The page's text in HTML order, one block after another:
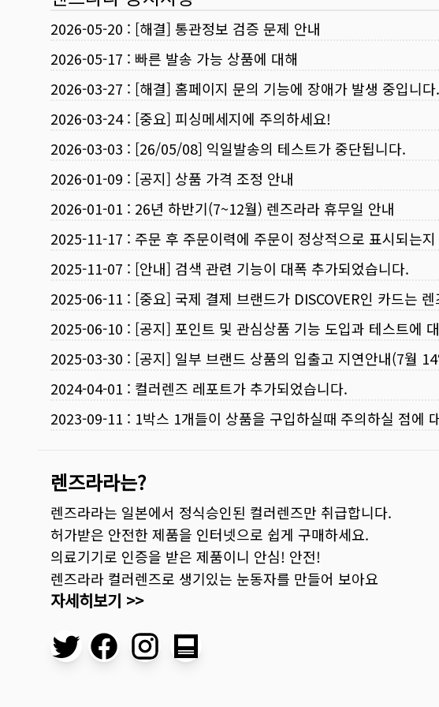
2026-05-20 : [해결] 통관정보 검증 문제 안내
2026-05-17 : 빠른 발송 가능 상품에 대해
2026-03-27 : [해결] 홈페이지 문의 기능에 장애가 발생 중입니다.
2026-03-24: [중요] 피싱메세지에 주의하세요!
2026-03-03 : [26/05/08] 익일발송의 테스트가 중단됩니다.
2026-01-09 : [공지] 상품 가격 조정 안내
2026-01-01 : 26년 하반기(7~12월) 렌즈라라 휴무일 안내
2025-11-17 : 주문 후 주문이력에 주문이 정상적으로 표시되는
2025-11-07 : [안내] 검색 관련 기능이 대폭 추가되었습니다.
2025-06-11 : [중요] 국제 결제 브랜드가 DISCOVER인 카드는
2025-06-10 : [공지] 포인트 및 관심상품 기능 도입과 테스트에
2025-03-30 : [공지] 일부 브랜드 상품의 입출고 지연안내(7월
2024-04-01 : 컬러렌즈 레포트가 추가되었습니다.
2023-09-11 : 1박스 1개들이 상품을 구입하실때 주의하실 점에
렌즈라라는?
렌즈라라는 일본에서 정식승인된 컬러렌즈만 취급합니다.
허가받은 안전한 제품을 인터넷으로 쉽게 구매하세요.
의료기기로 인증을 받은 제품이니 안심! 안전!
렌즈라라 컬러렌즈로 생기있는 눈동자를 만들어 보아요
자세히보기 >>